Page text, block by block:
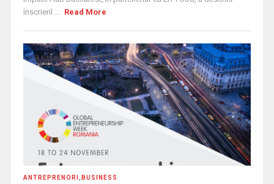
înscrieril ... Read More
ANTREPRENORI BUSINESS